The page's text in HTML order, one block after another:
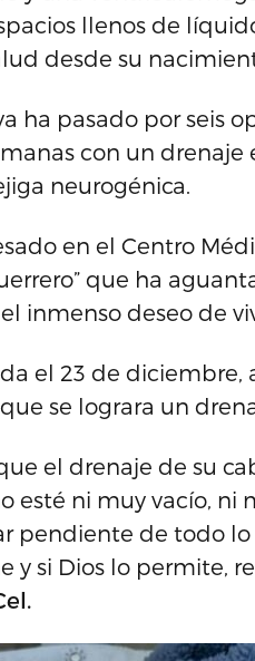
llenos de
desde su
ha pasado por seis
con un
neurogénica.
en el Centro
que ha
inmenso deseo de
el 23 de diciembre,
se lograra un
el drenaje de su
esté ni muy vacío, ni
pendiente de todo
si Dios lo permite,